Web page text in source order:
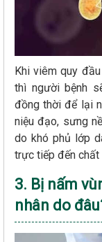
Khi viêm quy
thì người bệnh
đồng thời để lại
niệu đạo, sưng
do khó phủ lớp
trực tiếp đến chất
3. Bị nấm
nhân do